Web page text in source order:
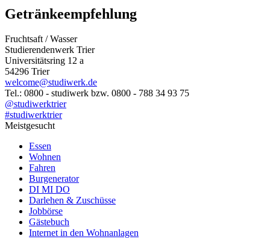
Getränkeempfehlung
Fruchtsaft / Wasser
Studierendenwerk Trier
Universitätsring 12 a
54296 Trier
welcome@studiwerk.de
Tel.: 0800 - studiwerk bzw. 0800 - 788 34 93 75
@studiwerktrier
#studiwerktrier
Meistgesucht
Essen
Wohnen
Fahren
Burgenerator
DI MI DO
Darlehen & Zuschüsse
Jobbörse
Gästebuch
Internet in den Wohnanlagen